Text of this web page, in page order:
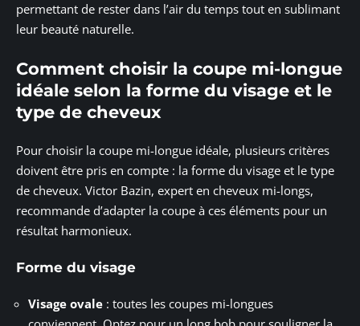
permettant de rester dans l’air du temps tout en sublimant
leur beauté naturelle.
Comment choisir la coupe mi-longue
idéale selon la forme du visage et le
type de cheveux
Pour choisir la coupe mi-longue idéale, plusieurs critères
doivent être pris en compte : la forme du visage et le type
de cheveux. Victor Bazin, expert en cheveux mi-longs,
recommande d’adapter la coupe à ces éléments pour un
résultat harmonieux.
Forme du visage
Visage ovale : toutes les coupes mi-longues